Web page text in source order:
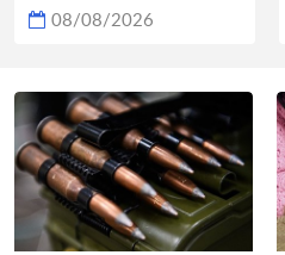
08/08/2026